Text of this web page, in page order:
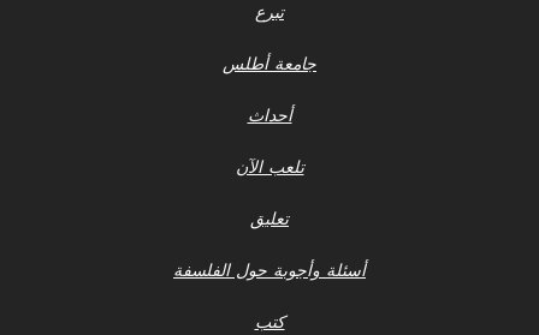
تبرع
جامعة أطلس
أحداث
تلعب الآن
تعليق
أسئلة وأجوبة حول الفلسفة
كتب